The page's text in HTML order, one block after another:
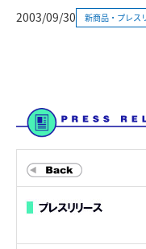
2003/09/30 新商品・プレス